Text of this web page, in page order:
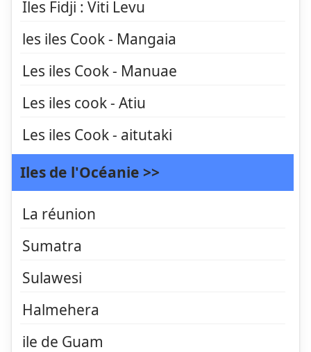
Iles Fidji : Viti Levu
les iles Cook - Mangaia
Les iles Cook - Manuae
Les iles cook - Atiu
Les iles Cook - aitutaki
Iles de l'Océanie >>
La réunion
Sumatra
Sulawesi
Halmehera
ile de Guam